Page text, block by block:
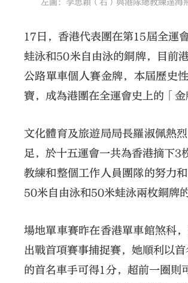
左圖：李思穎（右）與港隊總教練達海
17日，香港代表團在第15屆全運
蛙泳和50米自由泳的銅牌，目前
公路單車個人賽金牌，本屆歷史
寶，成為港團在全運會史上的「
文化體育及旅遊局局長羅淑佩熱
足，於十五運會一共為香港摘下3
教練和整個工作人員團隊的努力
50米自由泳和50米蛙泳兩枚銅牌
場地單車賽昨在香港單車館煞科
出戰首項賽事捕捉賽，她順利以
的首名車手可得1分，超前一圈則